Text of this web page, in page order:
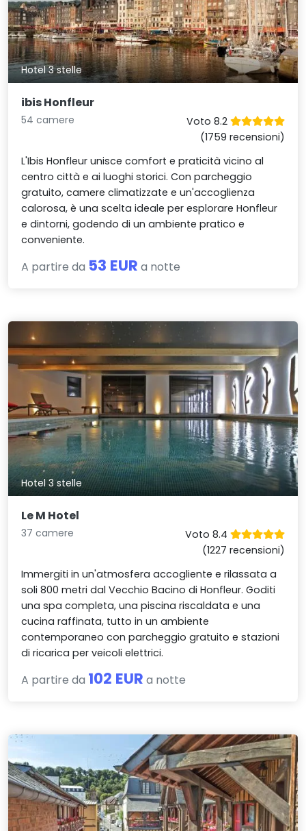
Hotel 3 stelle
ibis Honfleur
54 camere
Voto 8.2
(1759 recensioni)
L'Ibis Honfleur unisce comfort e praticità vicino al
centro città e ai luoghi storici. Con parcheggio
gratuito, camere climatizzate e un'accoglienza
calorosa, è una scelta ideale per esplorare Honfleur
e dintorni, godendo di un ambiente pratico e
conveniente.
A partire da 53 EUR a notte
Hotel 3 stelle
Le M Hotel
37 camere
Voto 8.4
(1227 recensioni)
Immergiti in un'atmosfera accogliente e rilassata a
soli 800 metri dal Vecchio Bacino di Honfleur. Goditi
una spa completa, una piscina riscaldata e una
cucina raffinata, tutto in un ambiente
contemporaneo con parcheggio gratuito e stazioni
di ricarica per veicoli elettrici.
A partire da 102 EUR a notte